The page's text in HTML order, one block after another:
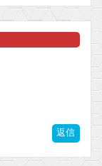
返信